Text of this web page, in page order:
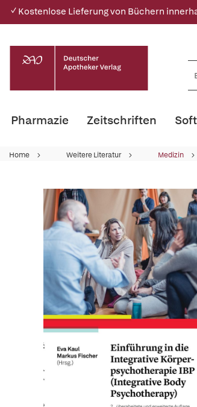
✓ Kostenlose Lieferung von Büchern
Pharmazie Zeitschriften
Home Weitere Literatur Medizin